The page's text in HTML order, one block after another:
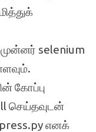
selenium
கோப்பு
செய்தவுடன்
எனக்